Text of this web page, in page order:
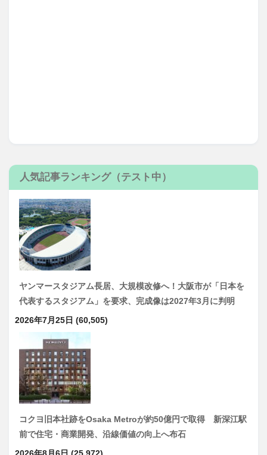
人気記事ランキング（テスト中）
ヤンマースタジアム長居、大規模改修へ！大阪市が「日本を
代表するスタジアム」を要求、完成像は2027年3月に判明
2026年7月25日 (60,505)
コクヨ旧本社跡をOsaka Metroが約50億円で取得 新深江駅
前で住宅・商業開発、沿線価値の向上へ布石